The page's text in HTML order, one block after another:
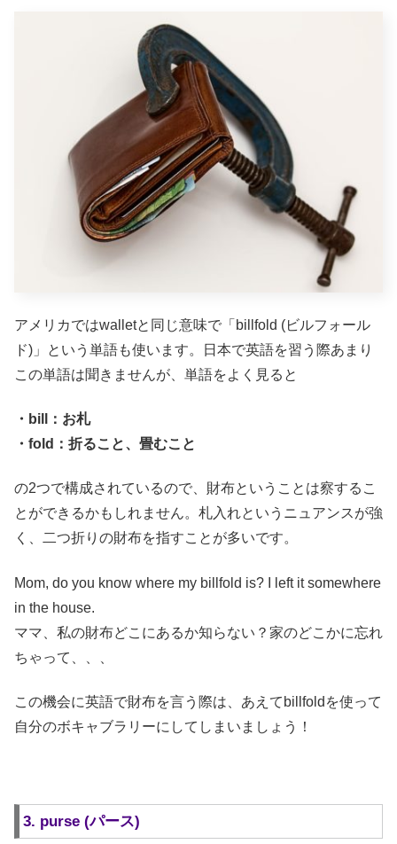
アメリカではwalletと同じ意味で「billfold (ビルフォール
ド)」という単語も使います。日本で英語を習う際あまり
この単語は聞きませんが、単語をよく見ると
・bill：お札
・fold：折ること、畳むこと
の2つで構成されているので、財布ということは察するこ
とができるかもしれません。札入れというニュアンスが強
く、二つ折りの財布を指すことが多いです。
Mom, do you know where my billfold is? I left it somewhere
in the house.
ママ、私の財布どこにあるか知らない？家のどこかに忘れ
ちゃって、、、
この機会に英語で財布を言う際は、あえてbillfoldを使って
自分のボキャブラリーにしてしまいましょう！
3. purse (パース)